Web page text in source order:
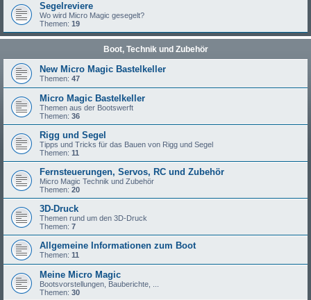
Segelreviere
Wo wird Micro Magic gesegelt?
Themen: 19
Boot, Technik und Zubehör
New Micro Magic Bastelkeller
Themen: 47
Micro Magic Bastelkeller
Themen aus der Bootswerft
Themen: 36
Rigg und Segel
Tipps und Tricks für das Bauen von Rigg und Segel
Themen: 11
Fernsteuerungen, Servos, RC und Zubehör
Micro Magic Technik und Zubehör
Themen: 20
3D-Druck
Themen rund um den 3D-Druck
Themen: 7
Allgemeine Informationen zum Boot
Themen: 11
Meine Micro Magic
Bootsvorstellungen, Bauberichte, ...
Themen: 30